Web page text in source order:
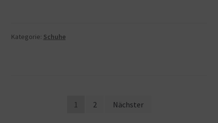
Kategorie: Schuhe
Beitragsnavigation
1 2 Nächster